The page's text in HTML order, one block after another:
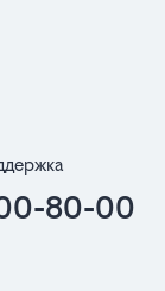
80-00